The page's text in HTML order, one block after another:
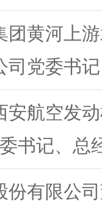
团黄河上
司党委书
安航空发
书记、总
份有限公